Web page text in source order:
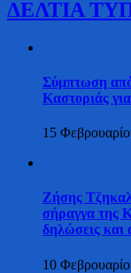
ΔΕΛΤΙΑ
Σύμπτωση
Καστοριάς
15
Ζήσης
σήραγγα της
δηλώσεις και
10